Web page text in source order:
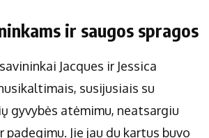
ir saugos spragos
Jacques ir Jessica
susijusiais su
gyvybės atėmimu, neatsargiu
padegimu. Jie jau du kartus buvo